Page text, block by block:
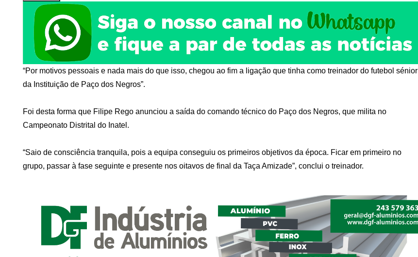
“Por motivos pessoais e nada mais do que isso, chegou ao fim a ligação que tinha como treinador do futebol sénior
da Instituição de Paço dos Negros”.
Foi desta forma que Filipe Rego anunciou a saída do comando técnico do Paço dos Negros, que milita no
Campeonato Distrital do Inatel.
“Saio de consciência tranquila, pois a equipa conseguiu os primeiros objetivos da época. Ficar em primeiro no
grupo, passar à fase seguinte e presente nos oitavos de final da Taça Amizade”, conclui o treinador.